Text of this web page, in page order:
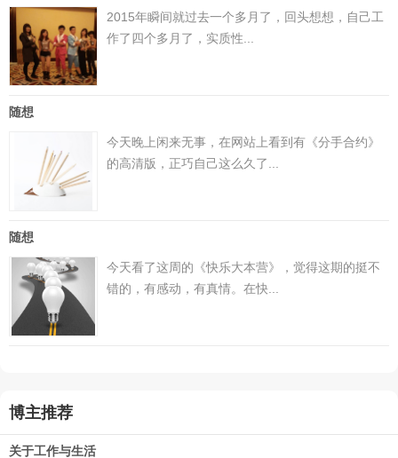
2015年瞬间就过去一个多月了，回头想想，自己工
作了四个多月了，实质性...
随想
今天晚上闲来无事，在网站上看到有《分手合约》
的高清版，正巧自己这么久了...
随想
今天看了这周的《快乐大本营》，觉得这期的挺不
错的，有感动，有真情。在快...
博主推荐
关于工作与生活